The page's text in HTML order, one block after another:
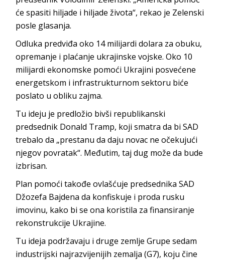
će spasiti hiljade i hiljade života“, rekao je Zelenski
posle glasanja.
Odluka predviđa oko 14 milijardi dolara za obuku,
opremanje i plaćanje ukrajinske vojske. Oko 10
milijardi ekonomske pomoći Ukrajini posvećene
energetskom i infrastrukturnom sektoru biće
poslato u obliku zajma.
Tu ideju je predložio bivši republikanski
predsednik Donald Tramp, koji smatra da bi SAD
trebalo da „prestanu da daju novac ne očekujući
njegov povratak“. Međutim, taj dug može da bude
izbrisan.
Plan pomoći takođe ovlašćuje predsednika SAD
Džozefa Bajdena da konfiskuje i proda rusku
imovinu, kako bi se ona koristila za finansiranje
rekonstrukcije Ukrajine.
Tu ideja podržavaju i druge zemlje Grupe sedam
industrijski najrazvijenijih zemalja (G7), koju čine